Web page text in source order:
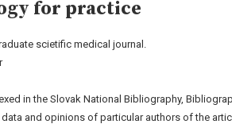
for practice
scietific medical journal.
in the Slovak National Bibliography,
and opinions of particular authors of the